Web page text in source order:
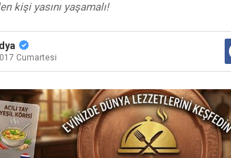
kişi yasını yaşamalı!
Cumartesi